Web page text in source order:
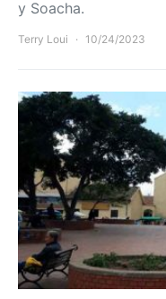
y Soacha.
Terry Loui 10/24/2023